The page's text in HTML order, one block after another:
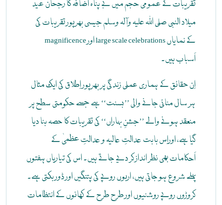
تقریبات کے عمومی حجم میں بے پناہ اضافہ کا رُجحان عید
میلاد النبی صلی اللہ علیہ وآلہ وسلم جیسی بھرپور تقریبات کی
magnificence اور large scale celebrations کے نمایاں
اَسباب ہیں۔
اِن حقائق کے ہماری عملی زندگی پر بھرپور اِطلاق کی ایک مثال
ہر سال منائی جانے والی ’’بسنت‘‘ ہے جسے حکومتی سطح پر
منعقد ہونے والے ’’جشنِ بہاراں‘‘ کی تقریبات کا حصہ بنا دیا
گیا ہے، اوراِس بابت عدالتِ عالیہ و عدالتِ عظمیٰ کے
اَحکامات بھی نظر انداز کر دیے جاتے ہیں۔ اس کی تیاریاں ہفتوں
پہلے شروع ہو جاتی ہیں، اربوں روپے کی پتنگیں اور ڈور بکتی ہے۔
کروڑوں روپے روشنیوں اور طرح طرح کے کھانوں کے انتظامات